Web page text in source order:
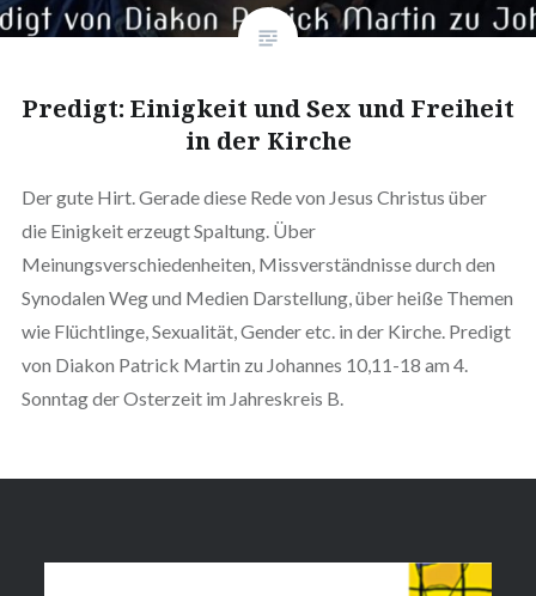
Predigt: Einigkeit und Sex und Freiheit
in der Kirche
Der gute Hirt. Gerade diese Rede von Jesus Christus über
die Einigkeit erzeugt Spaltung. Über
Meinungsverschiedenheiten, Missverständnisse durch den
Synodalen Weg und Medien Darstellung, über heiße Themen
wie Flüchtlinge, Sexualität, Gender etc. in der Kirche. Predigt
von Diakon Patrick Martin zu Johannes 10,11-18 am 4.
Sonntag der Osterzeit im Jahreskreis B.